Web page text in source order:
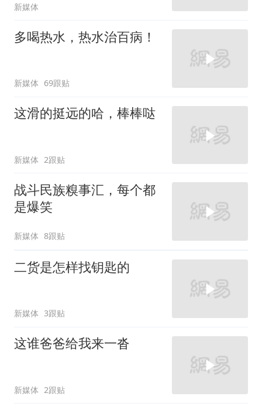
新媒体
多喝热水，热水治百病！
新媒体 69跟贴
这滑的挺远的哈，棒棒哒
新媒体 2跟贴
战斗民族糗事汇，每个都
是爆笑
新媒体 8跟贴
二货是怎样找钥匙的
新媒体 3跟贴
这谁爸爸给我来一沓
新媒体 2跟贴